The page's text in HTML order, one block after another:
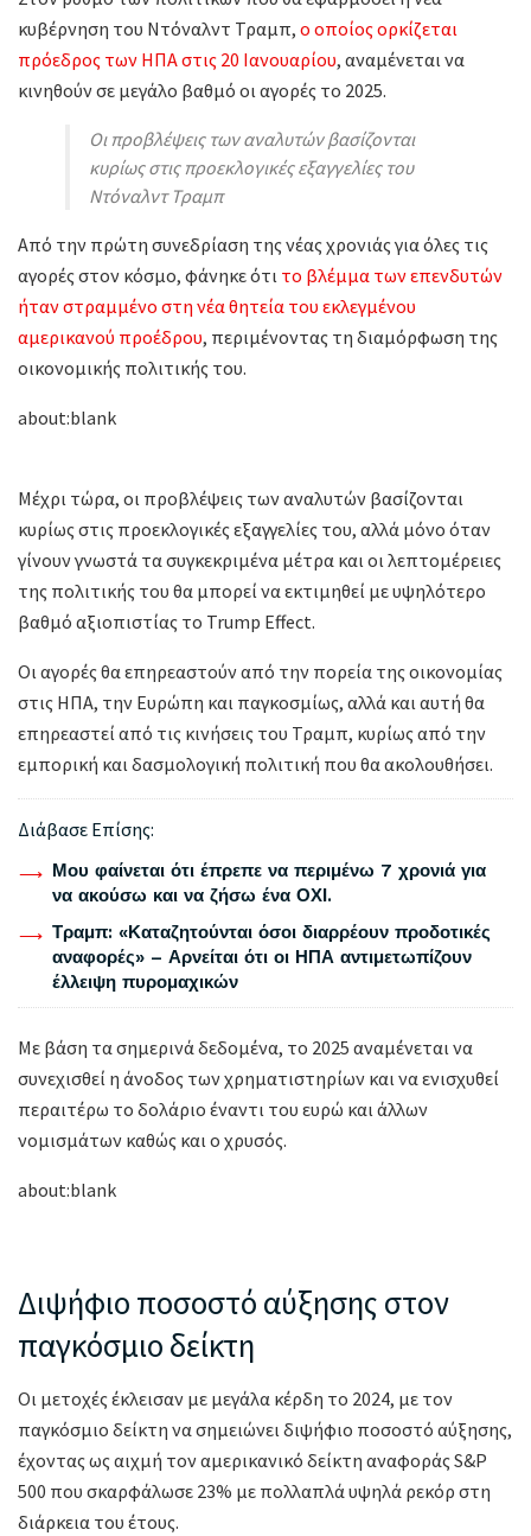
κυβέρνηση του Ντόναλντ Τραμπ, ο οποίος ορκίζεται
πρόεδρος των ΗΠΑ στις 20 Ιανουαρίου, αναμένεται να
κινηθούν σε μεγάλο βαθμό οι αγορές το 2025.
Οι προβλέψεις των αναλυτών βασίζονται
κυρίως στις προεκλογικές εξαγγελίες του
Ντόναλντ Τραμπ
Από την πρώτη συνεδρίαση της νέας χρονιάς για όλες τις
αγορές στον κόσμο, φάνηκε ότι το βλέμμα των επενδυτών
ήταν στραμμένο στη νέα θητεία του εκλεγμένου
αμερικανού προέδρου, περιμένοντας τη διαμόρφωση της
οικονομικής πολιτικής του.
about:blank
Μέχρι τώρα, οι προβλέψεις των αναλυτών βασίζονται
κυρίως στις προεκλογικές εξαγγελίες του, αλλά μόνο όταν
γίνουν γνωστά τα συγκεκριμένα μέτρα και οι λεπτομέρειες
της πολιτικής του θα μπορεί να εκτιμηθεί με υψηλότερο
βαθμό αξιοπιστίας το Trump Effect.
Οι αγορές θα επηρεαστούν από την πορεία της οικονομίας
στις ΗΠΑ, την Ευρώπη και παγκοσμίως, αλλά και αυτή θα
επηρεαστεί από τις κινήσεις του Τραμπ, κυρίως από την
εμπορική και δασμολογική πολιτική που θα ακολουθήσει.
Διάβασε Επίσης:
Μου φαίνεται ότι έπρεπε να περιμένω 7 χρονιά για
να ακούσω και να ζήσω ένα ΟΧΙ.
Τραμπ: «Καταζητούνται όσοι διαρρέουν προδοτικές
αναφορές» – Αρνείται ότι οι ΗΠΑ αντιμετωπίζουν
έλλειψη πυρομαχικών
Με βάση τα σημερινά δεδομένα, το 2025 αναμένεται να
συνεχισθεί η άνοδος των χρηματιστηρίων και να ενισχυθεί
περαιτέρω το δολάριο έναντι του ευρώ και άλλων
νομισμάτων καθώς και ο χρυσός.
about:blank
Διψήφιο ποσοστό αύξησης στον
παγκόσμιο δείκτη
Οι μετοχές έκλεισαν με μεγάλα κέρδη το 2024, με τον
παγκόσμιο δείκτη να σημειώνει διψήφιο ποσοστό αύξησης,
έχοντας ως αιχμή τον αμερικανικό δείκτη αναφοράς S&P
500 που σκαρφάλωσε 23% με πολλαπλά υψηλά ρεκόρ στη
διάρκεια του έτους.